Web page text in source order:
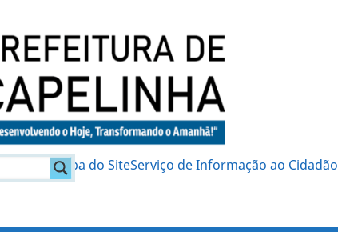
Mapa do SiteServiço de Informação ao Cidadão